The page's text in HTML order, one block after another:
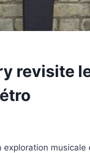
revisite
exploration musicale